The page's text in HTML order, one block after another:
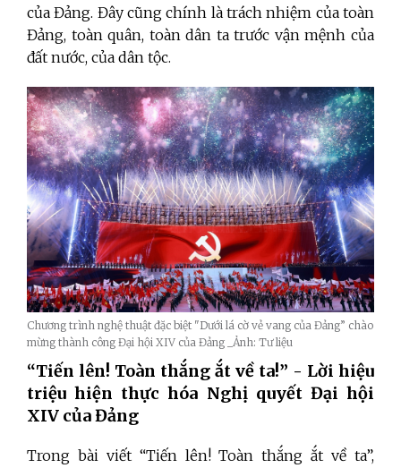
của Đảng. Đây cũng chính là trách nhiệm của toàn
Đảng, toàn quân, toàn dân ta trước vận mệnh của
đất nước, của dân tộc.
Chương trình nghệ thuật đặc biệt "Dưới lá cờ vẻ vang của Đảng” chào
mừng thành công Đại hội XIV của Đảng _Ảnh: Tư liệu
“Tiến lên! Toàn thắng ắt về ta!” - Lời hiệu
triệu hiện thực hóa Nghị quyết Đại hội
XIV của Đảng
Trong bài viết “Tiến lên! Toàn thắng ắt về ta”,